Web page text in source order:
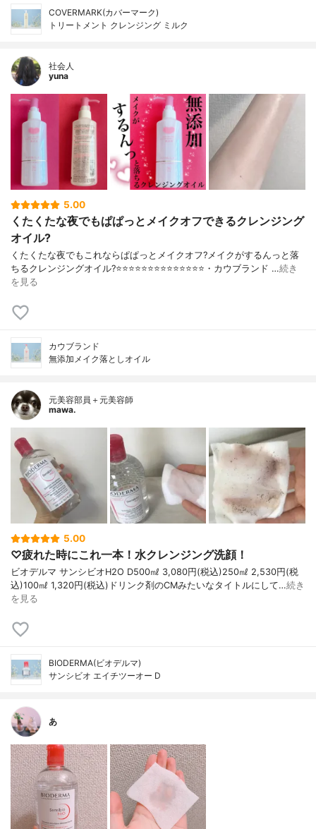
COVERMARK(カバーマーク)
トリートメント クレンジング ミルク
社会人
yuna
5.00
くたくたな夜でもぱぱっとメイクオフできるクレンジング
オイル?
くたくたな夜でもこれならぱぱっとメイクオフ?メイクがするんっと落
ちるクレンジングオイル?⭐️⭐️⭐️⭐️⭐️⭐️⭐️⭐️⭐️⭐️⭐️⭐️⭐️⭐️・カウブランド …続き
を見る
カウブランド
無添加メイク落としオイル
元美容部員＋元美容師
mawa.
5.00
♡疲れた時にこれ一本！水クレンジング洗顔！
ビオデルマ サンシビオH2O D500㎖ 3,080円(税込)250㎖ 2,530円(税
込)100㎖ 1,320円(税込)ドリンク剤のCMみたいなタイトルにして…続き
を見る
BIODERMA(ビオデルマ)
サンシビオ エイチツーオー D
あ